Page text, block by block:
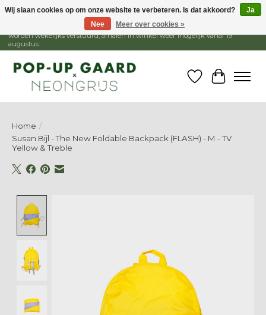
1 - 15 augustus is de winkel gesloten, webshop blijft open. Bestellingen
worden wekelijks verstuurd, afhalen in winkel weer mogelijk vanaf 19
augustus.
Verlanglijst
Home /
Susan Bijl - The New Foldable Backpack (FLASH) - M - TV
Yellow & Treble
Wij slaan cookies op om onze website te verbeteren. Is dat akkoord?
Ja
Nee
Meer over cookies »